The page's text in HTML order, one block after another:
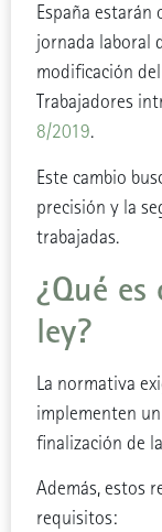
España
jornada laboral
modificación
Trabajadores
8/2019.
Este cambio
precisión y la
trabajadas.
¿Qué
ley?
La normativa
implementen
finalización de
Además, estos
requisitos: